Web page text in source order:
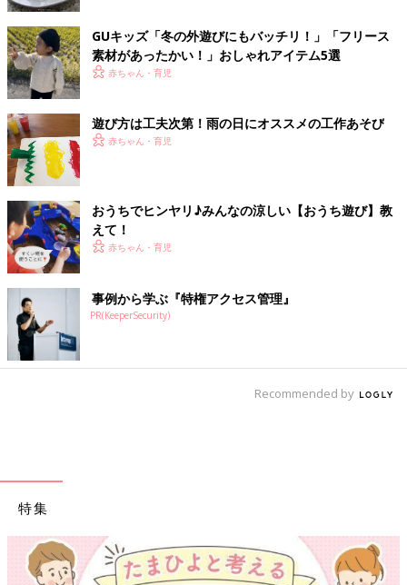
作った氷で遊んでみよう！
出来た氷は、感触を確かめたり、溶ける様子を見たりしてももち
ろんいいのですが、他にもいろんな遊び方があります。気分に合
わせて楽しみましょう！
宝物を取り出してみよう（①②）
「氷の中に閉じ込められたものを取り出すにはどうしたらい
い？」という声かけをしてみて。考えながら試行錯誤して楽しむ
遊びです。手を伸ばしても取れない「宝物」に、割ってみたり、
お湯や水をかけてみたり…子どもと一緒なら、面白い方法がたく
さん見つかります。いろんな方法を考えることは、子どもの問題
解決能力を成長させます。
※周囲に危険のないように、広いところで保護者の監督のもとで
GUキッズ「冬の外遊びにもバッチリ！」「フリース
素材があったかい！」おしゃれアイテム5選
赤ちゃん・育児
遊び方は工夫次第！雨の日にオススメの工作あそび
赤ちゃん・育児
おうちでヒンヤリ♪みんなの涼しい【おうち遊び】教
えて！
赤ちゃん・育児
事例から学ぶ『特権アクセス管理』
PR(KeeperSecurity)
Recommended by
特集